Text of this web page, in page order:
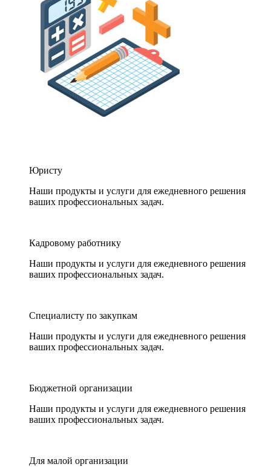
Юристу
Наши продукты и услуги для ежедневного решения
ваших профессиональных задач.
Кадровому работнику
Наши продукты и услуги для ежедневного решения
ваших профессиональных задач.
Специалисту по закупкам
Наши продукты и услуги для ежедневного решения
ваших профессиональных задач.
Бюджетной организации
Наши продукты и услуги для ежедневного решения
ваших профессиональных задач.
Для малой организации